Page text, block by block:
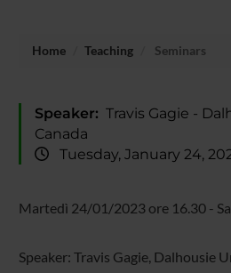
Home Teaching Seminars
Speaker: Travis Gagie -
Canada
Tuesday, January 24,
Martedì 24/01/2023 ore 16.30 -
Speaker: Travis Gagie, Dalhousie